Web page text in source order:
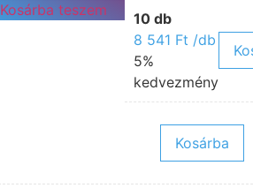
Kosárba teszem
10 db
8 541 Ft /db
5%
kedvezmény
Kosárba